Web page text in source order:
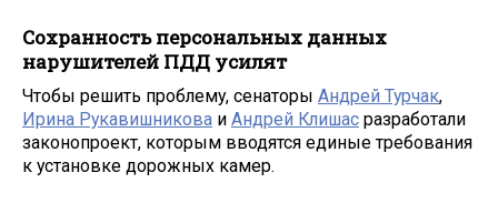
Сохранность персональных данных
нарушителей ПДД усилят
Чтобы решить проблему, сенаторы Андрей Турчак,
Ирина Рукавишникова и Андрей Клишас разработали
законопроект, которым вводятся единые требования
к установке дорожных камер.